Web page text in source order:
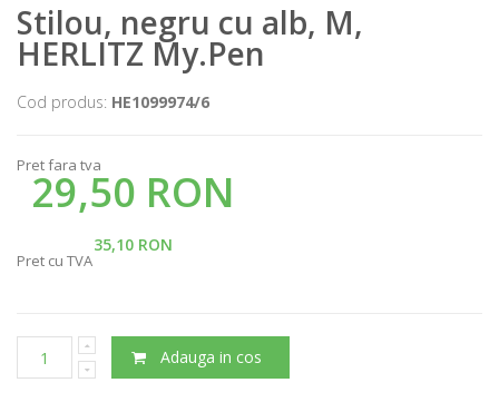
Stilou, negru cu alb, M,
HERLITZ My.Pen
Cod produs: HE1099974/6
Pret fara tva
29,50 RON
35,10 RON
Pret cu TVA
Adauga in cos